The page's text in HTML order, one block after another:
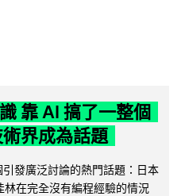
靠 AI 搞了一整個
界成為話題
發廣泛討論的熱門話題：日本
在完全沒有編程經驗的情況